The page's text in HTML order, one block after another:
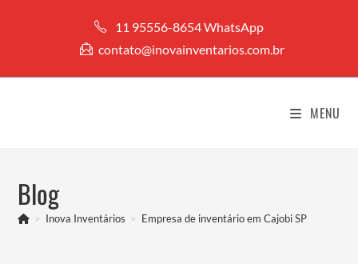
11 95556-8654 WhatsApp
contato@inovainventarios.com.br
MENU
Blog
> Inova Inventários > Empresa de inventário em Cajobi SP